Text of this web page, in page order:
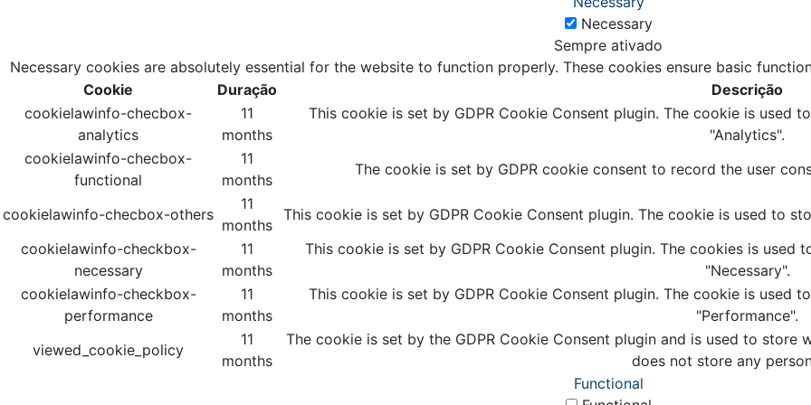
Necessary
Sempre ativado
Necessary cookies are absolutely essential for the website to function properly. These cookies ensure basic
Cookie
Duração
Descrição
cookielawinfo-checbox-
analytics
11
months
This cookie is set by GDPR Cookie Consent plugin. The cookie is used
"Analytics".
cookielawinfo-checbox-
functional
11
months
The cookie is set by GDPR cookie consent to record the user
cookielawinfo-checbox-others
11
months
This cookie is set by GDPR Cookie Consent plugin. The cookie is used to
cookielawinfo-checkbox-
necessary
11
months
This cookie is set by GDPR Cookie Consent plugin. The cookies is
"Necessary".
cookielawinfo-checkbox-
performance
11
months
This cookie is set by GDPR Cookie Consent plugin. The cookie is used
"Performance".
viewed_cookie_policy
11
months
The cookie is set by the GDPR Cookie Consent plugin and is used to
does not store any
Functional